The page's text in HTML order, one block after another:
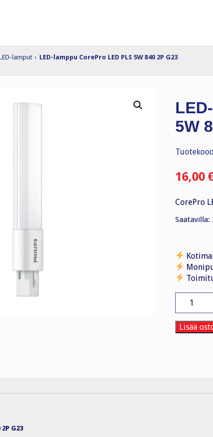
lamput › LED-lamppu CorePro LED PLS 5W 840 2P G23
5W
16,00
CorePro
Saatavilla:
lamppu
CorePro
LED
PLS
Lisää
G23